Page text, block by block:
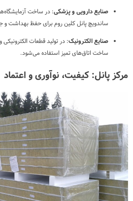
صنایع دارویی و پزشکی: در ساخت
ساندویچ پانل کلین روم برای حفظ بهداشت و
صنایع الکترونیک: در تولید قطعات
ساخت اتاق‌های تمیز استفاده می‌شود.
مرکز پانل: کیفیت، نوآوری و اعتماد